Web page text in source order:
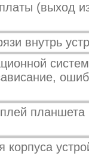
(выход
внутрь
планшета